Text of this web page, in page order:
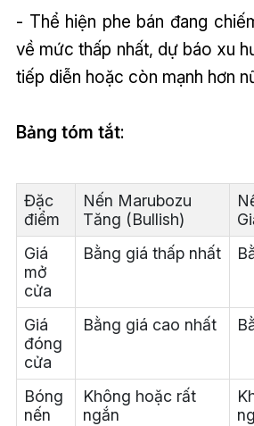
- Thể hiện phe bán đang
về mức thấp nhất, dự báo xu
tiếp diễn hoặc còn mạnh hơn
Bảng tóm tắt:
Đặc
điểm
Nến Marubozu
Tăng (Bullish)
Giá
mở
cửa
Bằng giá thấp nhất
Giá
đóng
cửa
Bằng giá cao nhất
Bóng
nến
Không hoặc rất
ngắn